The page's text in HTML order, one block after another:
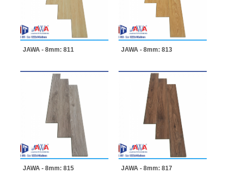
JAWA - 8mm: 811 JAWA - 8mm: 813
JAWA - 8mm: 815 JAWA - 8mm: 817